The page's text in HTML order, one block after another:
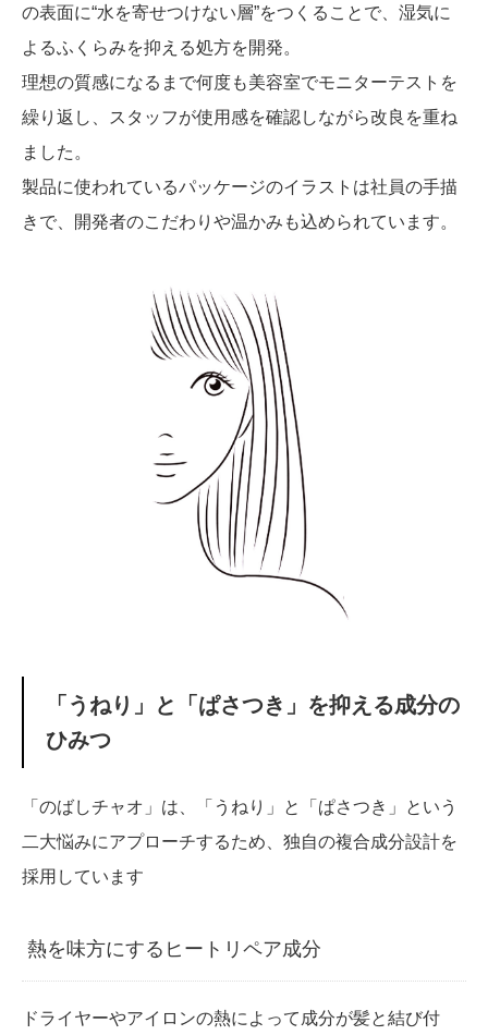
の表面に“水を寄せつけない層”をつくることで、湿気に
よるふくらみを抑える処方を開発。
理想の質感になるまで何度も美容室でモニターテストを
繰り返し、スタッフが使用感を確認しながら改良を重ね
ました。
製品に使われているパッケージのイラストは社員の手描
きで、開発者のこだわりや温かみも込められています。
「うねり」と「ぱさつき」を抑える成分の
ひみつ
「のばしチャオ」は、「うねり」と「ぱさつき」という
二大悩みにアプローチするため、独自の複合成分設計を
採用しています
熱を味方にするヒートリペア成分
ドライヤーやアイロンの熱によって成分が髪と結び付